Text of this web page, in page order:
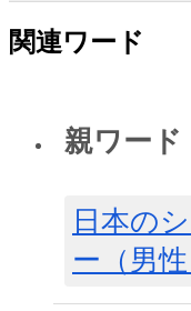
関連ワード
親ワード
日本の
ー（男性